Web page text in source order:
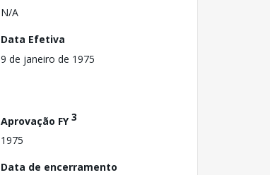
N/A
Data Efetiva
9 de janeiro de 1975
Aprovação FY3
1975
Data de encerramento